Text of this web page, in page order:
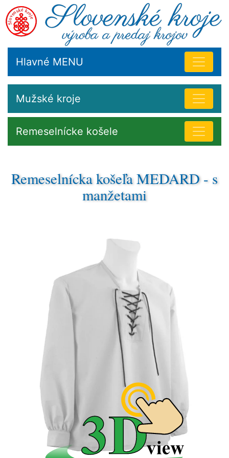
Hlavné MENU
Mužské kroje
Remeselnícke košele
Remeselnícka košeľa MEDARD - s
manžetami
Ľudový pracovný odev mužov
Súčasťou základného krojového odevu bolo pracovné
oblečenie, ktoré boli doplnené o niektoré krojové
doplnky vrchný odev. Počas leta sa v ľudovom odeve
využívali najmä plátenné materiály. V južných krajoch
Slovenska si muži obliekaliplátenné gate. K nim patrila
pracovná remeselnnícka košeľa a mužská zástera. V
severných oblastiach Slovenska sa po celý rok nosili
súkenné nohavice. Gate z plátna si muži obliekali
hlavne počas letných prác na poli a pri chove
domácich zvierat. Plátenné nohavice mestského strihu
sa začali nosiť až koncom 19. storočia.
Ľudový pracovný odev žien
Ženský základný pracovný odev boli rukávce a rubáš.
V niektorých oblastiach to bola dlhá ženská košeľa a
zástera. Nosili aj sukňu pri práci v domácnosti, u
zámožnejších rodín aj živôtik z tmavšieho textilu.
Ľudový pracovný odev na zimu
Plátenné pracovné odevy boli dopĺňané v zimnom